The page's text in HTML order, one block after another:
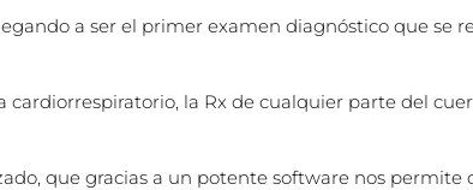
a ser el primer examen diagnóstico que se
la Rx de cualquier parte del
que gracias a un potente software nos